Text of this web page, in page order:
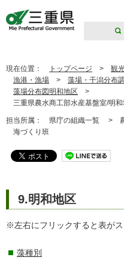
現在位置： トップページ > 観
漁港・漁場 > 藻場・干潟分布
藻場分布図明和地区 >
三重県農水商工部水産基盤室/明和
担当所属： 県庁の組織一覧 >
海づくり班
9.明和地区
※左右にフリックすると表がス
藻種別